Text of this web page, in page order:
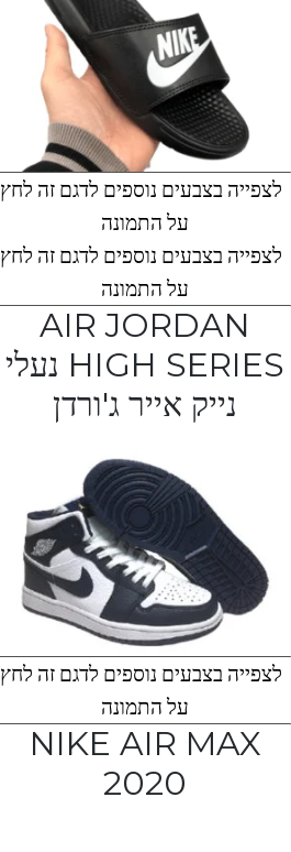
לצפייה בצבעים נוספים לדגם זה לחץ
על התמונה
לצפייה בצבעים נוספים לדגם זה לחץ
על התמונה
AIR JORDAN
HIGH SERIES נעלי
נייק אייר ג'ורדן
לצפייה בצבעים נוספים לדגם זה לחץ
על התמונה
NIKE AIR MAX
2020